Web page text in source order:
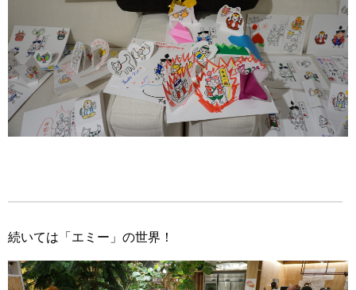
続いては「エミー」の世界！